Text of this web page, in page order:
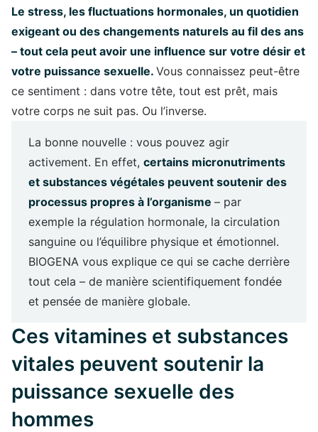
Le stress, les fluctuations hormonales, un quotidien
exigeant ou des changements naturels au fil des ans
– tout cela peut avoir une influence sur votre désir et
votre puissance sexuelle. Vous connaissez peut-être
ce sentiment : dans votre tête, tout est prêt, mais
votre corps ne suit pas. Ou l’inverse.
La bonne nouvelle : vous pouvez agir
activement. En effet, certains micronutriments
et substances végétales peuvent soutenir des
processus propres à l’organisme – par
exemple la régulation hormonale, la circulation
sanguine ou l’équilibre physique et émotionnel.
BIOGENA vous explique ce qui se cache derrière
tout cela – de manière scientifiquement fondée
et pensée de manière globale.
Ces vitamines et substances
vitales peuvent soutenir la
puissance sexuelle des
hommes